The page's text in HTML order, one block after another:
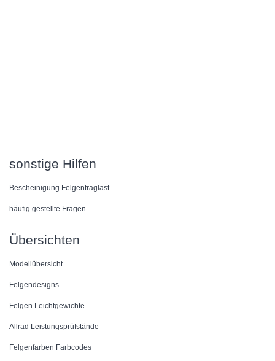
sonstige Hilfen
Bescheinigung Felgentraglast
häufig gestellte Fragen
Übersichten
Modellübersicht
Felgendesigns
Felgen Leichtgewichte
Allrad Leistungsprüfstände
Felgenfarben Farbcodes